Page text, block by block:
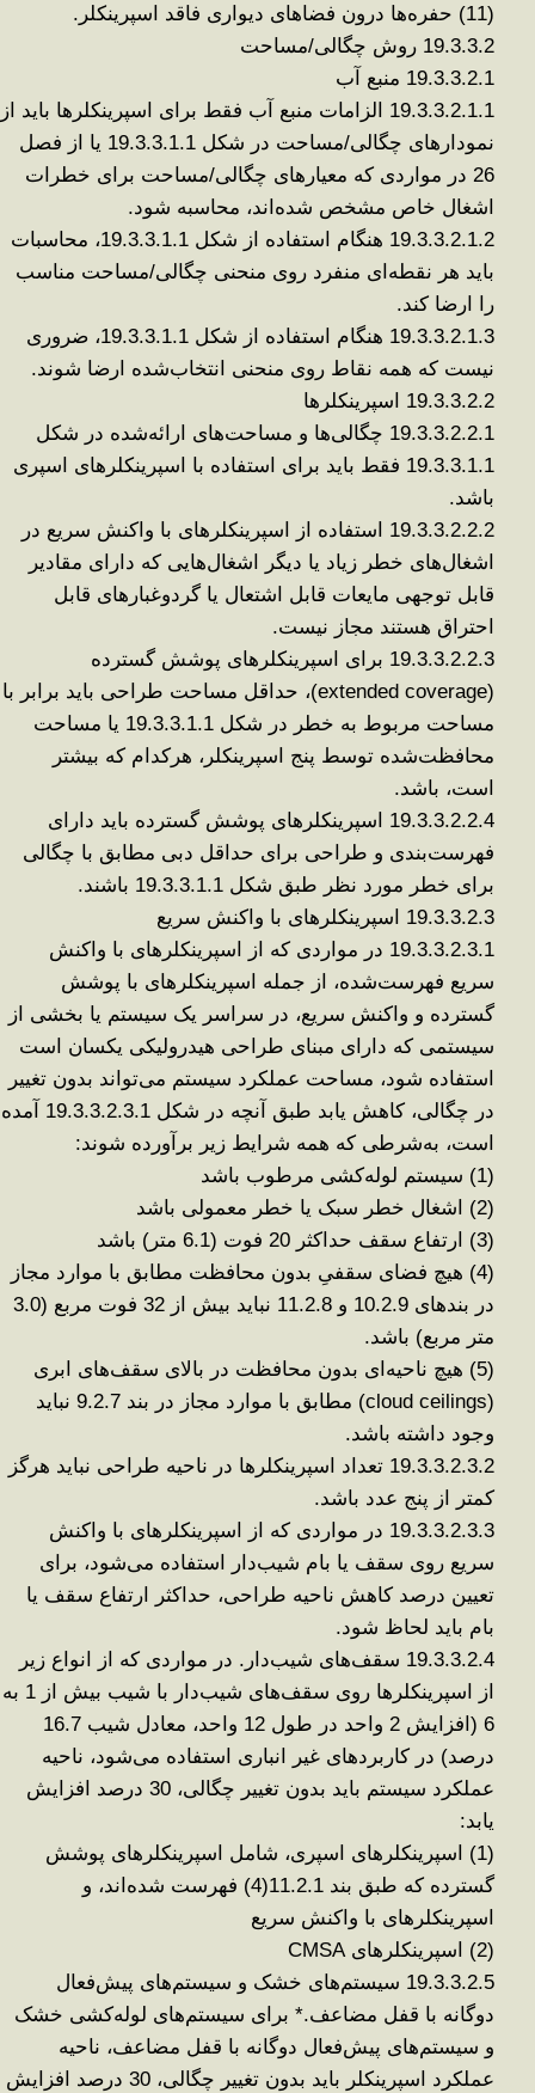
(11) حفره‌ها درون فضاهای دیواری فاقد اسپرینکلر .
19.3.3.2 روش چگالی/مساحت
19.3.3.2.1 منبع آب
19.3.3.2.1.1
الزامات منبع آب فقط برای اسپرینکلرها باید از
نمودارهای چگالی/مساحت در شکل 19.3.3.1.1 یا از فصل
26 در مواردی که معیارهای چگالی/مساحت برای خطرات
اشغال خاص مشخص شده‌اند، محاسبه شود.
19.3.3.2.1.2
هنگام استفاده از شکل 19.3.3.1.1، محاسبات
باید هر نقطه‌ای منفرد روی منحنی چگالی/مساحت مناسب
را ارضا کند.
19.3.3.2.1.3
هنگام استفاده از شکل 19.3.3.1.1، ضروری
نیست که همه نقاط روی منحنی انتخاب‌شده ارضا شوند.
19.3.3.2.2
اسپرینکلرها
19.3.3.2.2.1 چگالی‌ها و مساحت‌های ارائه‌شده در شکل
19.3.3.1.1 فقط باید برای استفاده با اسپرینکلرهای اسپری
باشد.
19.3.3.2.2.2
استفاده از اسپرینکلرهای با واکنش سریع در
اشغال‌های خطر زیاد یا دیگر اشغال‌هایی که دارای مقادیر
قابل توجهی مایعات قابل اشتعال یا گردوغبارهای قابل
احتراق هستند مجاز نیست.
19.3.3.2.2.3 برای اسپرینکلرهای پوشش گسترده
(extended coverage)
، حداقل مساحت طراحی باید برابر با
مساحت مربوط به خطر در شکل 19.3.3.1.1 یا مساحت
محافظت‌شده توسط پنج اسپرینکلر، هرکدام که بیشتر
است، باشد.
19.3.3.2.2.4
اسپرینکلرهای پوشش گسترده باید دارای
فهرست‌بندی و طراحی برای حداقل دبی مطابق با چگالی
برای خطر مورد نظر طبق شکل 19.3.3.1.1 باشند
.
19.3.3.2.3
اسپرینکلرهای با واکنش سریع
19.3.3.2.3.1 در مواردی که از اسپرینکلرهای با واکنش
سریع فهرست‌شده، از جمله اسپرینکلرهای با پوشش
گسترده و واکنش سریع، در سراسر یک سیستم یا بخشی از
سیستمی که دارای مبنای طراحی هیدرولیکی یکسان است
استفاده شود، مساحت عملکرد سیستم می‌تواند بدون تغییر
در چگالی، کاهش یابد طبق آنچه در شکل 19.3.3.2.3.1 آمده
است، به‌شرطی که همه شرایط زیر برآورده شوند:
(1)
سیستم لوله‌کشی مرطوب باشد
(2)
اشغال خطر سبک یا خطر معمولی باشد
(3)
ارتفاع سقف حداکثر 20 فوت (6.1 متر) باشد
(4)
هیچ فضای سقفیِ بدون محافظت مطابق با موارد مجاز
در بندهای 10.2.9 و 11.2.8 نباید بیش از 32 فوت مربع (3.0
متر مربع) باشد.
(5)
هیچ ناحیه‌ای بدون محافظت در بالای سقف‌های ابری
(cloud ceilings)
مطابق با موارد مجاز در بند 9.2.7 نباید
وجود داشته باشد.
19.3.3.2.3.2 تعداد اسپرینکلرها در ناحیه طراحی نباید هرگز
کمتر از پنج عدد باشد.
19.3.3.2.3.3 در مواردی که از اسپرینکلرهای با واکنش
سریع روی سقف یا بام شیب‌دار استفاده می‌شود، برای
تعیین درصد کاهش ناحیه طراحی، حداکثر ارتفاع سقف یا
بام باید لحاظ شود.
19.3.3.2.4 سقف‌های شیب‌دار . در مواردی که از انواع زیر
از اسپرینکلرها روی سقف‌های شیب‌دار با شیب بیش از 1 به
6 (افزایش 2 واحد در طول 12 واحد، معادل شیب 16.7
درصد) در کاربردهای غیر انباری استفاده می‌شود، ناحیه
عملکرد سیستم باید بدون تغییر چگالی، 30 درصد افزایش
یابد:
(1)
اسپرینکلرهای اسپری، شامل اسپرینکلرهای پوشش
گسترده که طبق بند 11.2.1(4) فهرست شده‌اند، و
اسپرینکلرهای با واکنش سریع
(2)
اسپرینکلرهای CMSA
19.3.3.2.5 سیستم‌های خشک و سیستم‌های پیش‌فعال
دوگانه با قفل مضاعف.
* برای سیستم‌های لوله‌کشی خشک
و سیستم‌های پیش‌فعال دوگانه با قفل مضاعف، ناحیه
عملکرد اسپرینکلر باید بدون تغییر چگالی، 30 درصد افزایش